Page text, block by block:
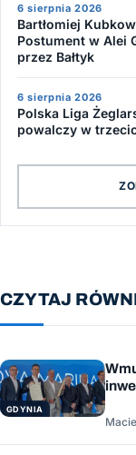
6 sierpnia 2026
Bartłomiej
Postument w Alei
przez Bałtyk
6 sierpnia 2026
Polska Liga
powalczy w
CZYTAJ
GDYNIA